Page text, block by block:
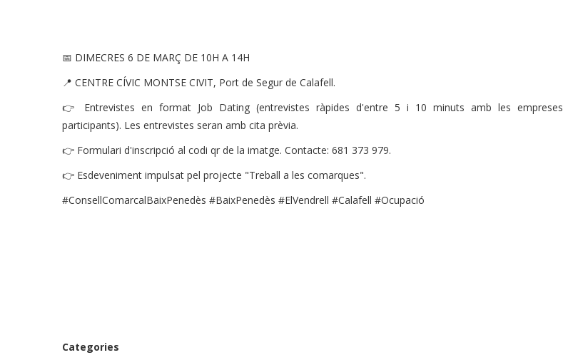
📅 DIMECRES 6 DE MARÇ DE 10H A 14H
📍 CENTRE CÍVIC MONTSE CIVIT, Port de Segur de Calafell.
👉 Entrevistes en format Job Dating (entrevistes ràpides d'entre 5 i 10 minuts amb les empreses
participants). Les entrevistes seran amb cita prèvia.
👉 Formulari d'inscripció al codi qr de la imatge. Contacte: 681 373 979.
👉 Esdeveniment impulsat pel projecte "Treball a les comarques".
#ConsellComarcalBaixPenedès #BaixPenedès #ElVendrell #Calafell #Ocupació
Categories